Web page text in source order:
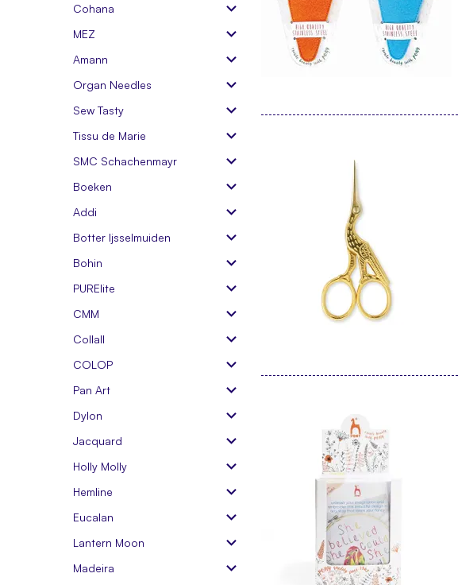
Cohana
MEZ
Amann
Organ Needles
Sew Tasty
Tissu de Marie
SMC Schachenmayr
Boeken
Addi
Botter Ijsselmuiden
Bohin
PURElite
CMM
Collall
COLOP
Pan Art
Dylon
Jacquard
Holly Molly
Hemline
Eucalan
Lantern Moon
Madeira